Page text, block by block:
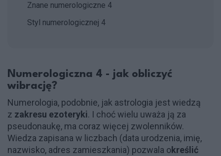
Znane numerologiczne 4
Styl numerologicznej 4
Numerologiczna 4 - jak obliczyć
wibrację?
Numerologia, podobnie, jak astrologia jest wiedzą
z zakresu ezoteryki. I choć wielu uważa ją za
pseudonaukę, ma coraz więcej zwolenników.
Wiedza zapisana w liczbach (data urodzenia, imię,
nazwisko, adres zamieszkania) pozwala określić